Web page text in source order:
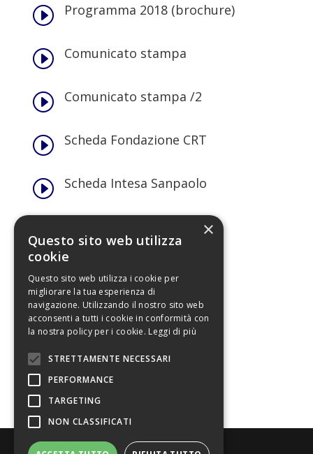
I Programma 2018 (brochure)
I Comunicato stampa
I Comunicato stampa /2
I Scheda Fondazione CRT
I Scheda Intesa Sanpaolo
I Scheda Torino Rete Libri
I
I Loghi
I Materiali promozionali
×
Questo sito web utilizza
cookie
Questo sito web utilizza i cookie per
migliorare la tua esperienza di
navigazione. Utilizzando il nostro sito web
acconsenti a tutti i cookie in conformità con
la nostra policy per i cookie. Leggi di più
STRETTAMENTE NECESSARI
PERFORMANCE
TARGETING
NON CLASSIFICATI